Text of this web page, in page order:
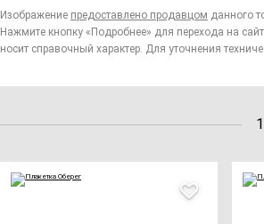
Изображение предоставлено продавцом данного
Нажмите кнопку «Подробнее» для перехода на
носит справочный характер. Для уточнения